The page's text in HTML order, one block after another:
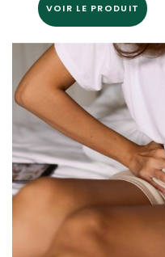
VOIR LE PRODUIT